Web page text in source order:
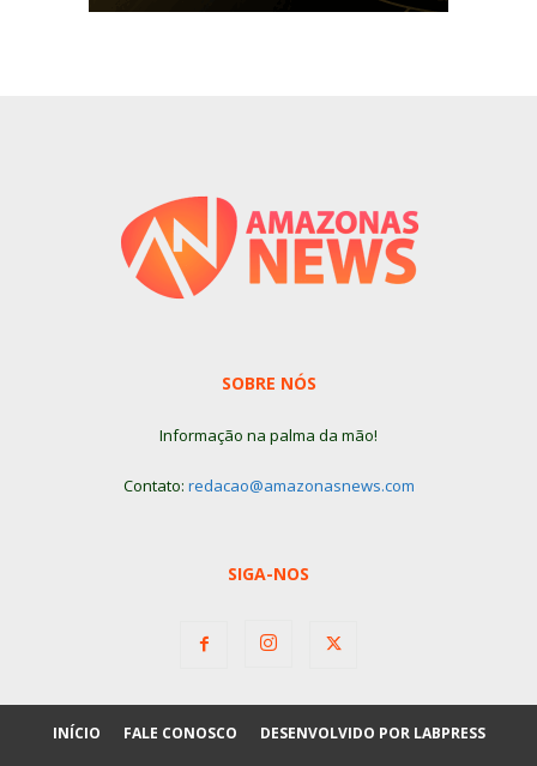
SOBRE NÓS
Informação na palma da mão!
Contato: redacao@amazonasnews.com
SIGA-NOS
INÍCIO FALE CONOSCO DESENVOLVIDO POR LABPRESS